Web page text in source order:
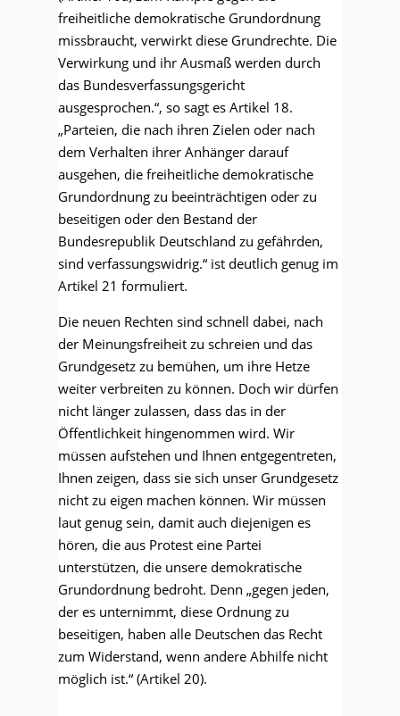
freiheitliche demokratische Grundordnung
missbraucht, verwirkt diese Grundrechte. Die
Verwirkung und ihr Ausmaß werden durch
das Bundesverfassungsgericht
ausgesprochen.“, so sagt es Artikel 18.
„Parteien, die nach ihren Zielen oder nach
dem Verhalten ihrer Anhänger darauf
ausgehen, die freiheitliche demokratische
Grundordnung zu beeinträchtigen oder zu
beseitigen oder den Bestand der
Bundesrepublik Deutschland zu gefährden,
sind verfassungswidrig.“ ist deutlich genug im
Artikel 21 formuliert.
Die neuen Rechten sind schnell dabei, nach
der Meinungsfreiheit zu schreien und das
Grundgesetz zu bemühen, um ihre Hetze
weiter verbreiten zu können. Doch wir dürfen
nicht länger zulassen, dass das in der
Öffentlichkeit hingenommen wird. Wir
müssen aufstehen und Ihnen entgegentreten,
Ihnen zeigen, dass sie sich unser Grundgesetz
nicht zu eigen machen können. Wir müssen
laut genug sein, damit auch diejenigen es
hören, die aus Protest eine Partei
unterstützen, die unsere demokratische
Grundordnung bedroht. Denn „gegen jeden,
der es unternimmt, diese Ordnung zu
beseitigen, haben alle Deutschen das Recht
zum Widerstand, wenn andere Abhilfe nicht
möglich ist.“ (Artikel 20).